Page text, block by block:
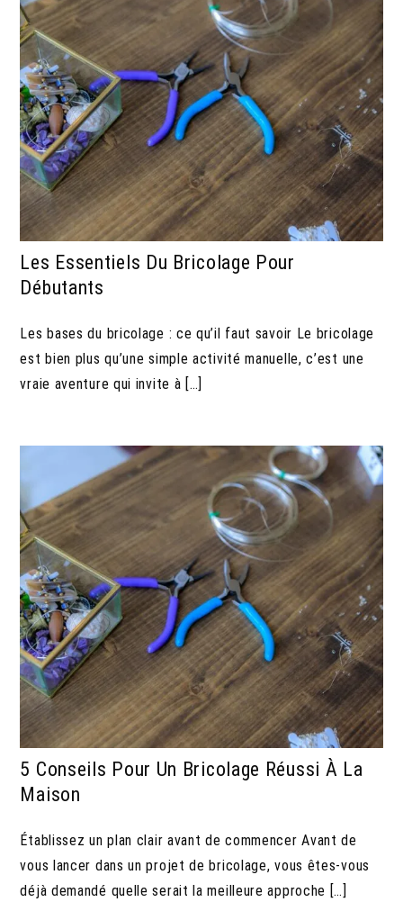
Les Essentiels Du Bricolage Pour
Débutants
Les bases du bricolage : ce qu’il faut savoir Le bricolage
est bien plus qu’une simple activité manuelle, c’est une
vraie aventure qui invite à […]
5 Conseils Pour Un Bricolage Réussi À La
Maison
Établissez un plan clair avant de commencer Avant de
vous lancer dans un projet de bricolage, vous êtes-vous
déjà demandé quelle serait la meilleure approche […]